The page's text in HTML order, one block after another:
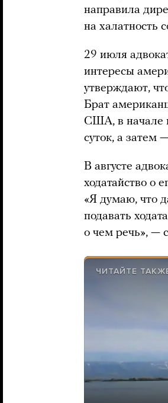
направила
на халатность
29 июля
интересы
утверждают,
Брат
США, в начале
суток, а затем
В августе
ходатайство о
«Я думаю, что
подавать
о чем речь», —
ЧИТАЙТЕ